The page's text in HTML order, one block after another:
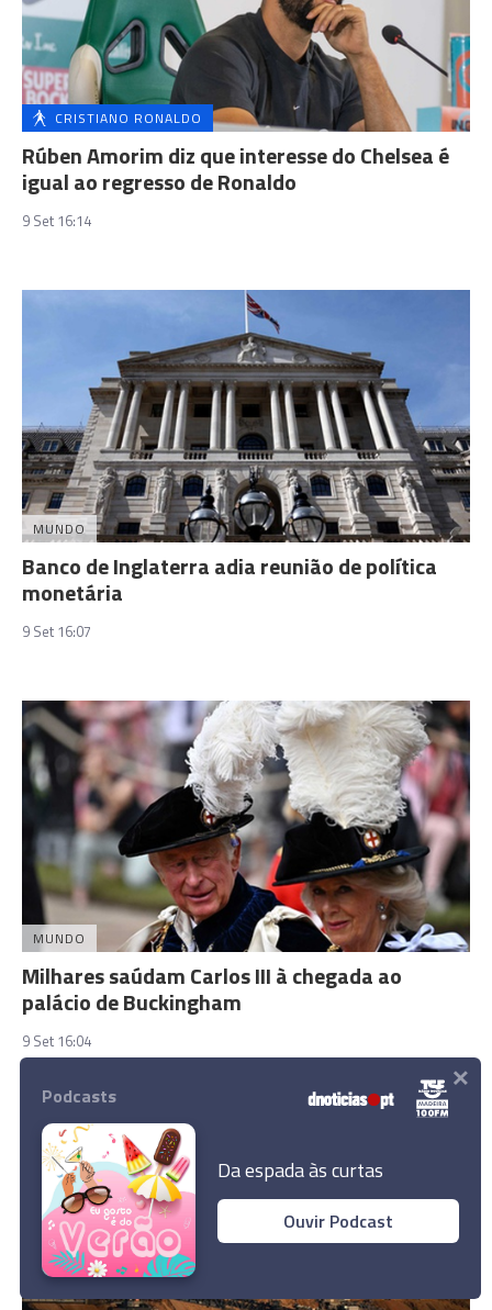
CRISTIANO RONALDO
Rúben Amorim diz que interesse do Chelsea é
igual ao regresso de Ronaldo
9 Set 16:14
MUNDO
Banco de Inglaterra adia reunião de política
monetária
9 Set 16:07
MUNDO
Milhares saúdam Carlos III à chegada ao
palácio de Buckingham
9 Set 16:04
Podcasts
Da espada às curtas
Ouvir Podcast
×